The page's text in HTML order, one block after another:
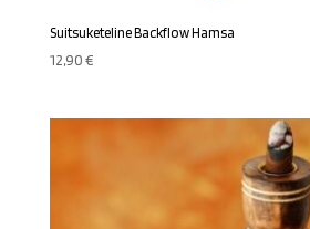
Suitsuketeline Backflow Hamsa
12,90€